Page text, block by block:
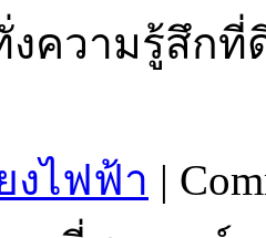
งความรู้สึก
งไฟฟ้า |